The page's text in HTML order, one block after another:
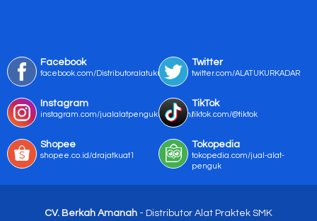
Facebook
facebook.com/Distributoralatukur
Twitter
twitter.com/ALATUKURKADAR
Instagram
instagram.com/jualalatpengukurmurah/
TikTok
tiktok.com/@tiktok
Shopee
shopee.co.id/drajatkuat1
Tokopedia
tokopedia.com/jual-alat-
penguk
CV. Berkah Amanah - Distributor Alat Praktek SMK